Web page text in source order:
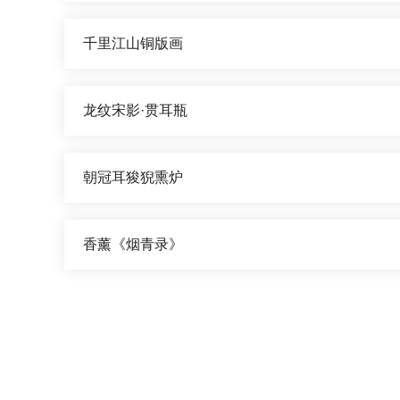
千里江山铜版画
龙纹宋影·贯耳瓶
朝冠耳狻猊熏炉
香薰《烟青录》